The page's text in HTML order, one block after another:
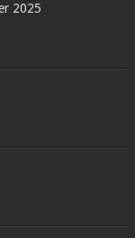
2025